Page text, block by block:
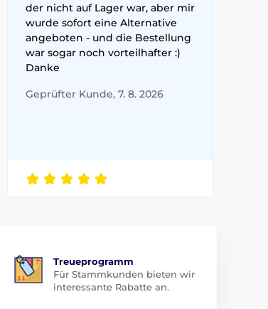
der nicht auf Lager war, aber mir
wurde sofort eine Alternative
angeboten - und die Bestellung
war sogar noch vorteilhafter :)
Danke
Geprüfter Kunde, 7. 8. 2026
Treueprogramm
Für Stammkunden bieten wir
interessante Rabatte an.